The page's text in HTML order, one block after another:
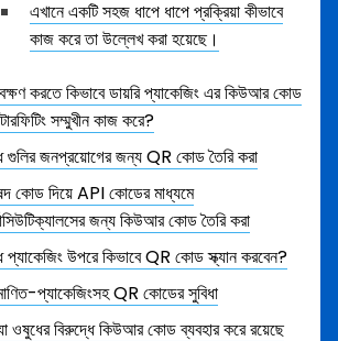
এখানে একটি সহজ ধাপে ধাপে প্রক্রিয়া কীভাবে
কাজ করে তা উল্লেখ করা হয়েছে।
করতে কিভাবে ডায়রি প্যাকেজিং এর কিউআর কোড
সম্মুখীন কাজ করে?
গুলির জনপ্রয়োগের জন্য QR কোড তৈরি করা
কোড দিয়ে API কোডের মাধ্যমে
জন্য কিউআর কোড তৈরি করা
উপরে কিভাবে QR কোড স্ক্যান করবেন?
প্যাকেজিংসহ QR কোডের সুবিধা
ওষুধের বিরুদ্ধে কিউআর কোড ব্যবহার করে রয়েছে